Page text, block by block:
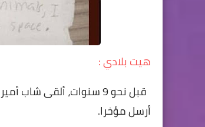
هيت بلادي :
قبل نحو 9 سنوات، ألقى
أرسل مؤخرا.